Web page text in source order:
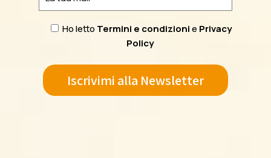
Ho letto Termini e condizionie Privacy
Policy